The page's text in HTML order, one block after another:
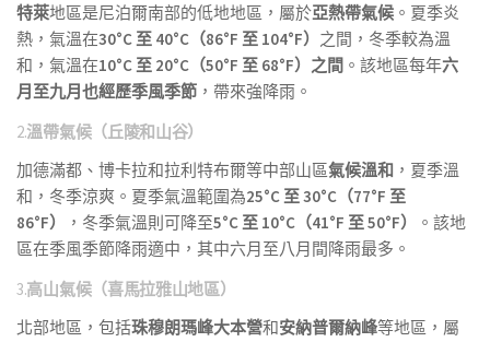
特萊地區是尼泊爾南部的低地地區，屬於亞熱帶氣候 。夏季炎
熱，氣溫在30°C 至 40°C（86°F 至 104°F） 之間，冬季較為溫
和，氣溫在10°C 至 20°C（50°F 至 68°F）之間 。該地區每年六
月至九月也經歷季風季節 ，帶來強降雨。
2.溫帶氣候（丘陵和山谷）
加德滿都、博卡拉和拉利特布爾等中部山區氣候溫和 ，夏季溫
和，冬季涼爽。夏季氣溫範圍為25°C 至 30°C（77°F 至
86°F）
，冬季氣溫則可降至5°C 至 10°C（41°F 至 50°F）
。該地
區在季風季節降雨適中，其中六月至八月間降雨最多。
3.高山氣候（喜馬拉雅山地區）
北部地區，包括珠穆朗瑪峰大本營和安納普爾納峰等地區，屬